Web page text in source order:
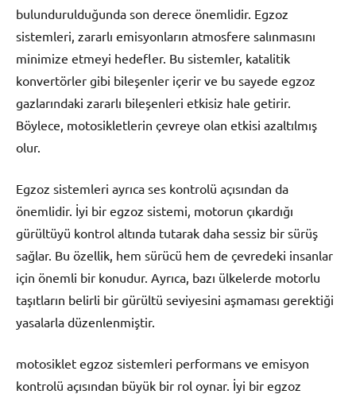
bulundurulduğunda son derece önemlidir. Egzoz
sistemleri, zararlı emisyonların atmosfere salınmasını
minimize etmeyi hedefler. Bu sistemler, katalitik
konvertörler gibi bileşenler içerir ve bu sayede egzoz
gazlarındaki zararlı bileşenleri etkisiz hale getirir.
Böylece, motosikletlerin çevreye olan etkisi azaltılmış
olur.
Egzoz sistemleri ayrıca ses kontrolü açısından da
önemlidir. İyi bir egzoz sistemi, motorun çıkardığı
gürültüyü kontrol altında tutarak daha sessiz bir sürüş
sağlar. Bu özellik, hem sürücü hem de çevredeki insanlar
için önemli bir konudur. Ayrıca, bazı ülkelerde motorlu
taşıtların belirli bir gürültü seviyesini aşmaması gerektiği
yasalarla düzenlenmiştir.
motosiklet egzoz sistemleri performans ve emisyon
kontrolü açısından büyük bir rol oynar. İyi bir egzoz